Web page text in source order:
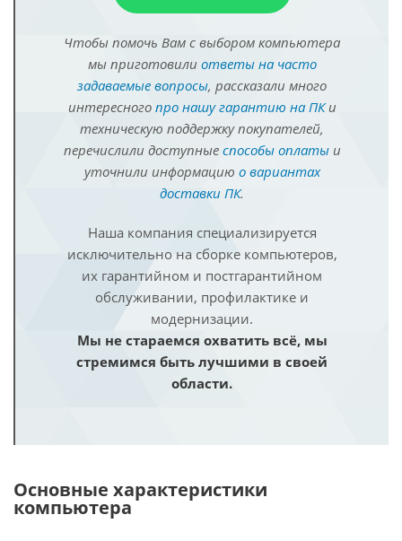
Чтобы помочь Вам с выбором компьютера
мы приготовили ответы на часто
задаваемые вопросы, рассказали много
интересного про нашу гарантию на ПКи
техническую поддержку покупателей,
перечислили доступные способы оплатыи
уточнили информацию о вариантах
доставки ПК.
Наша компания специализируется
исключительно на сборке компьютеров,
их гарантийном и постгарантийном
обслуживании, профилактике и
модернизации.
Мы не стараемся охватить всё, мы
стремимся быть лучшими в своей
области.
Основные характеристики
компьютера